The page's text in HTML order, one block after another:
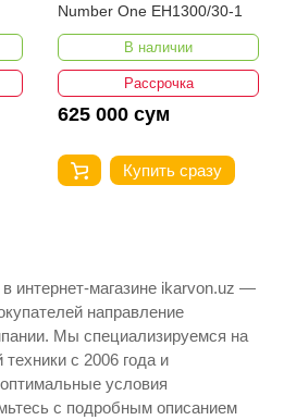
Number One EH1300/30-1
В наличии
Рассрочка
625 000 сум
Купить сразу
интернет-магазине ikarvon.uz —
направление
Мы специализируемся на
с 2006 года и
условия
с подробным описанием